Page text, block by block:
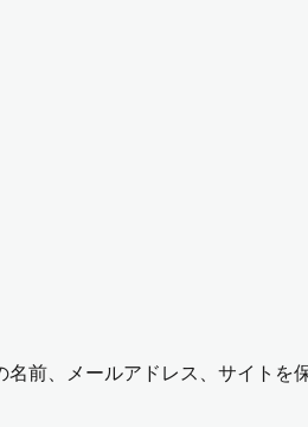
前、メールアドレス、サイトを保